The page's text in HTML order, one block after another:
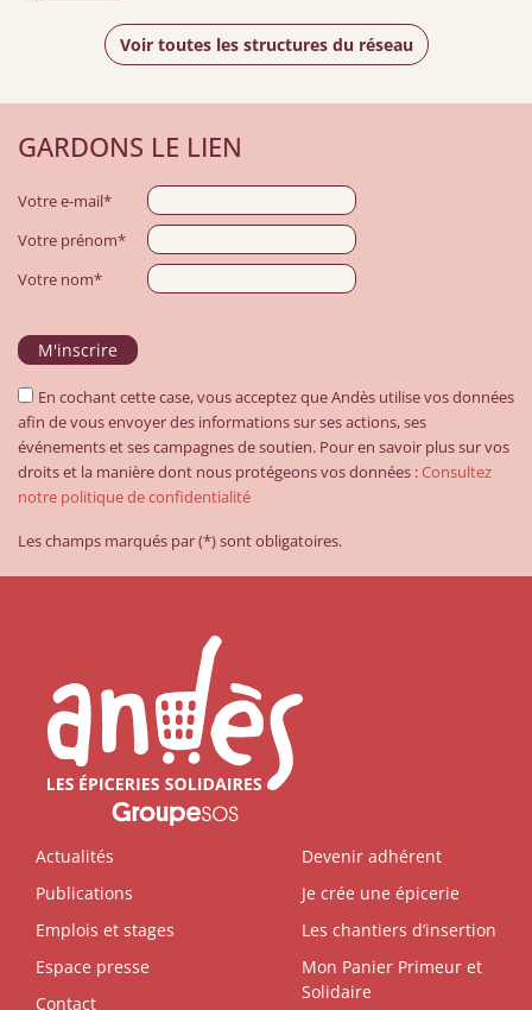
Voir toutes les structures du réseau
GARDONS LE LIEN
Votre e-mail*
Votre prénom*
Votre nom*
En cochant cette case, vous acceptez que Andès utilise vos données
afin de vous envoyer des informations sur ses actions, ses
événements et ses campagnes de soutien. Pour en savoir plus sur vos
droits et la manière dont nous protégeons vos données :Consultez
notre politique de confidentialité
Les champs marqués par (*) sont obligatoires.
Actualités
Publications
Emplois et stages
Espace presse
Contact
Devenir adhérent
Je crée une épicerie
Les chantiers d’insertion
Mon Panier Primeur et
Solidaire